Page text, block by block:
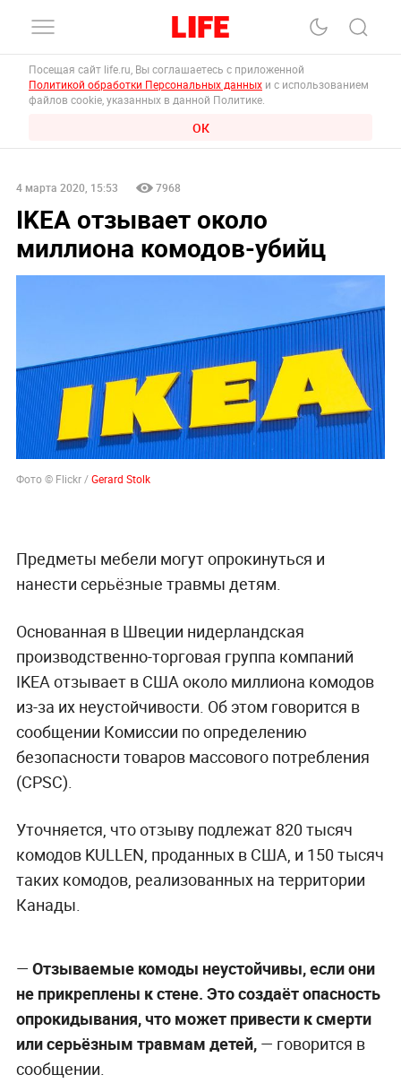
Посещая сайт life.ru, Вы соглашаетесь с приложенной
Политикой обработки Персональных данных и с использованием
файлов cookie, указанных в данной Политике.
ОК
4 марта 2020, 15:53 7968
IKEA отзывает около
миллиона комодов-убийц
Фото © Flickr /Gerard Stolk
Предметы мебели могут опрокинуться и
нанести серьёзные травмы детям.
Основанная в Швеции нидерландская
производственно-торговая группа компаний
IKEA отзывает в США около миллиона комодов
из-за их неустойчивости. Об этом говорится в
сообщении Комиссии по определению
безопасности товаров массового потребления
(CPSC).
Уточняется, что отзыву подлежат 820 тысяч
комодов KULLEN, проданных в США, и 150 тысяч
таких комодов, реализованных на территории
Канады.
— Отзываемые комоды неустойчивы, если они
не прикреплены к стене. Это создаёт опасность
опрокидывания, что может привести к смерти
или серьёзным травмам детей,— говорится в
сообщении.